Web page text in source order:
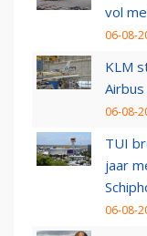
vol
06-08-
KLM
06-08-
TUI
jaar
06-08-